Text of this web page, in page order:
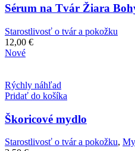
Sérum na Tvár Žiara
Starostlivosť o tvár a pokožku
12,00 €
Nové
Rýchly náhľad
Pridať do košíka
Škoricové mydlo
Starostlivosť o tvár a pokožku,